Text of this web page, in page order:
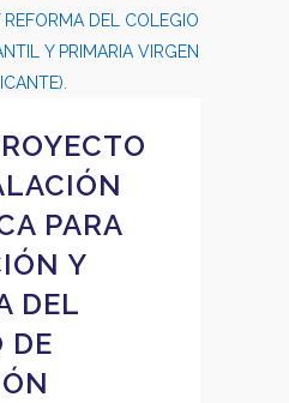
PARA
Y
DEL
DE